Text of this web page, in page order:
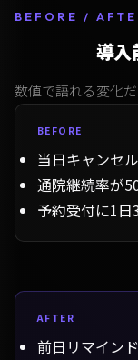
BEFORE /
導入
数値で語れる変化だ
BEFORE
当日キャンセ
通院継続率が
予約受付に1
AFTER
前日リマイン